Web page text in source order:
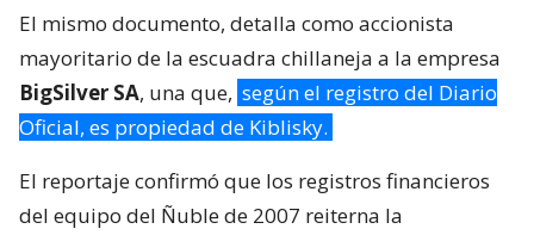
El mismo documento, detalla como accionista
mayoritario de la escuadra chillaneja a la empresa
BigSilver SA, una que, según el registro del Diario
Oficial, es propiedad de Kiblisky.
El reportaje confirmó que los registros financieros
del equipo del Ñuble de 2007 reiterna la